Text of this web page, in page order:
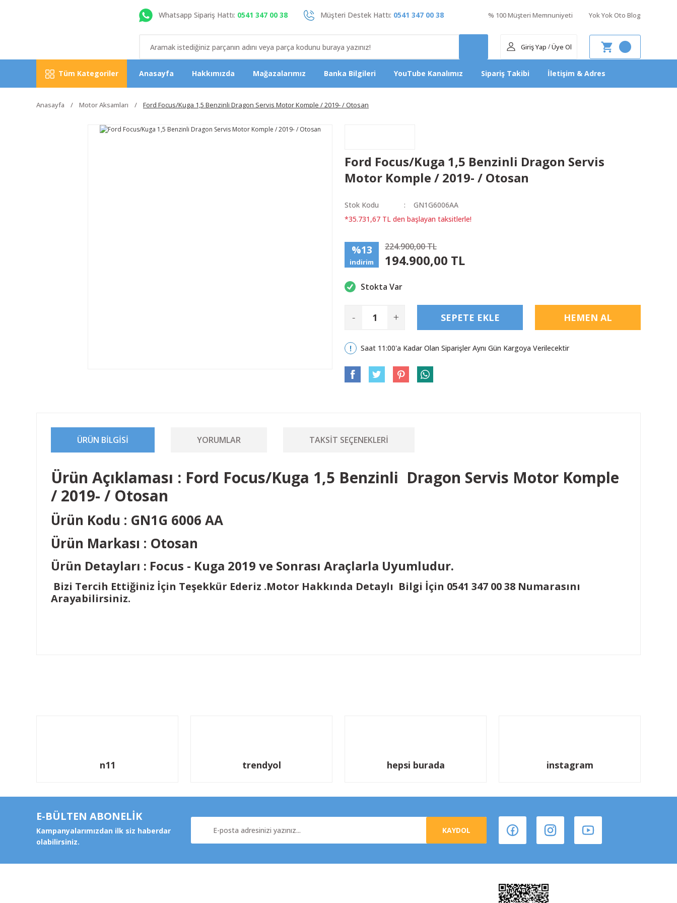
Whatsapp Sipariş Hattı: 0541 347 00 38 Müşteri Destek Hattı: 0541 347 00 38 % 100 Müşteri Memnuniyeti Yok Yok Oto Blog
Giriş Yap /Üye Ol
Tüm Kategoriler Anasayfa Hakkımızda Mağazalarımız Banka Bilgileri YouTube Kanalımız Sipariş Takibi İletişim & Adres
Anasayfa Motor Aksamları Ford Focus/Kuga 1,5 Benzinli Dragon Servis Motor Komple / 2019- / Otosan
Ford Focus/Kuga 1,5 Benzinli Dragon Servis
Motor Komple / 2019- / Otosan
Stok Kodu
GN1G6006AA
*35.731,67 TL den başlayan taksitlerle!
%13
indirim
224.900,00 TL
194.900,00 TL
Stokta Var
- + SEPETE EKLE HEMEN AL
Saat 11:00'a Kadar Olan Siparişler Aynı Gün Kargoya Verilecektir
ÜRÜN BILGISI YORUMLAR TAKSIT SEÇENEKLERI
Ürün Açıklaması : Ford Focus/Kuga 1,5 Benzinli Dragon Servis Motor Komple
/ 2019- / Otosan
Ürün Kodu : GN1G 6006 AA
Ürün Markası : Otosan
Ürün Detayları : Focus - Kuga 2019 ve Sonrası Araçlarla Uyumludur.
Bizi Tercih Ettiğiniz İçin Teşekkür Ederiz .Motor Hakkında Detaylı Bilgi İçin 0541 347 00 38 Numarasını
Arayabilirsiniz.
n11 trendyol hepsi burada instagram
E-BÜLTEN ABONELİK
Kampanyalarımızdan ilk siz haberdar
olabilirsiniz.
KAYDOL